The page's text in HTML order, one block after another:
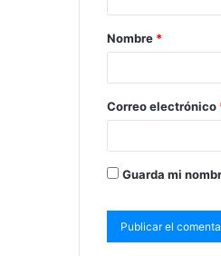
Nombre *
Correo electrónico
Guarda mi